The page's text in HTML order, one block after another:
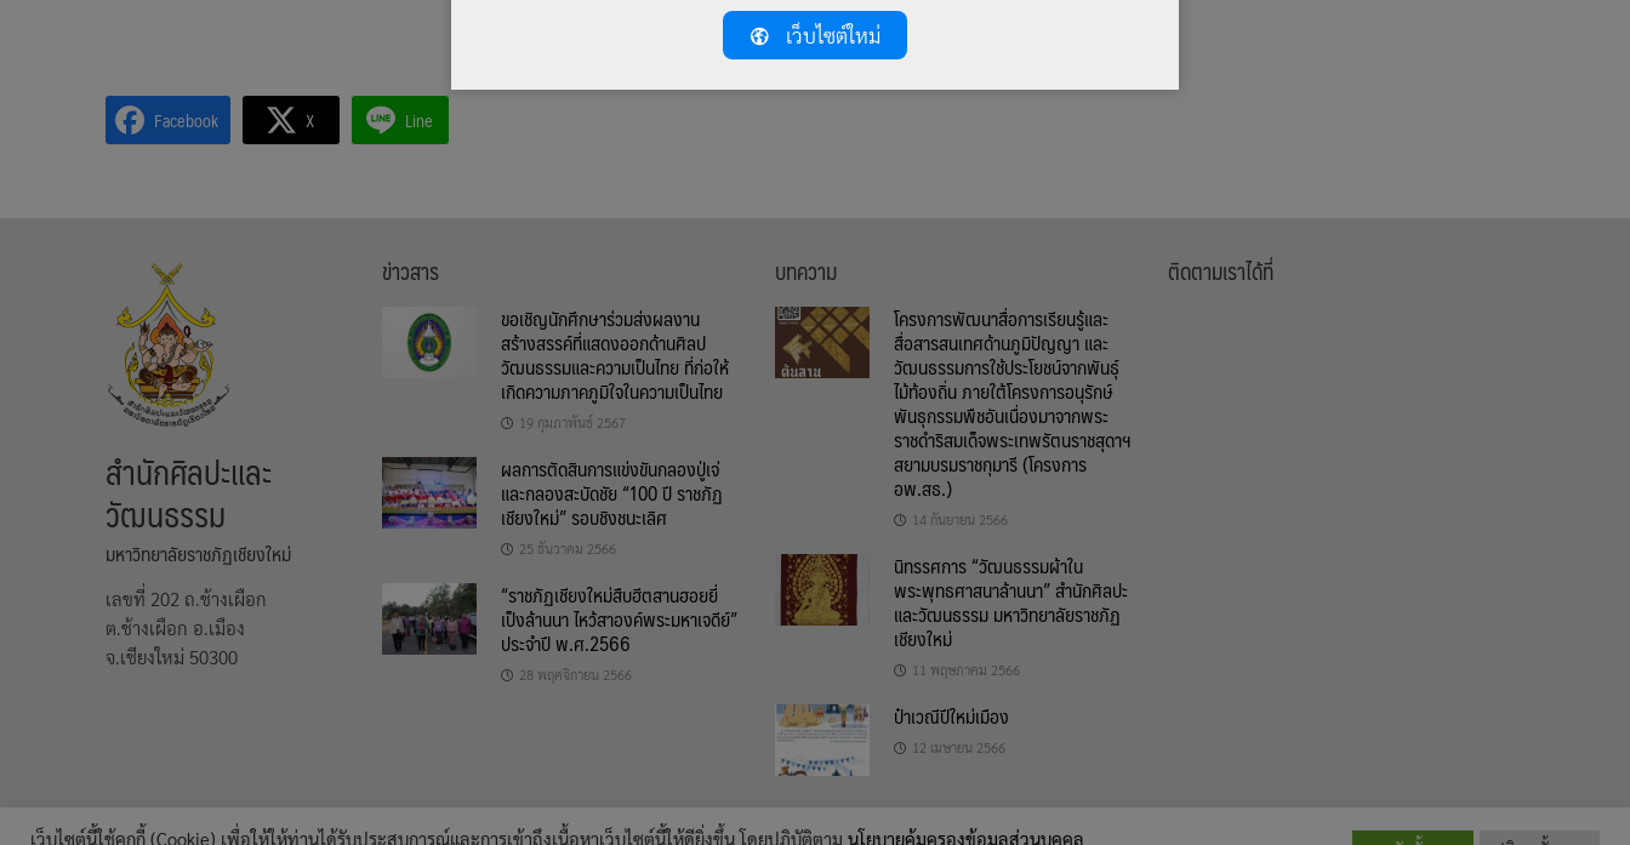
Facebook X Line
สำนักศิลปะและ
วัฒนธรรม
มหาวิทยาลัยราชภัฏเชียงใหม่
เลขที่ 202 ถ.ช้างเผือก
ต.ช้างเผือก อ.เมือง
จ.เชียงใหม่ 50300
ข่าวสาร
ขอเชิญนักศึกษาร่วมส่งผลงาน
สร้างสรรค์ที่แสดงออกด้านศิลป
วัฒนธรรมและความเป็นไทย ที่ก่อให้
เกิดความภาคภูมิใจในความเป็นไทย
19 กุมภาพันธ์ 2567
ผลการตัดสินการแข่งขันกลองปู่เจ่
และกลองสะบัดชัย “100 ปี ราชภัฏ
เชียงใหม่” รอบชิงชนะเลิศ
25 ธันวาคม 2566
“ราชภัฏเชียงใหม่สืบฮีตสานฮอยยี่
เป็งล้านนา ไหว้สาองค์พระมหาเจดีย์”
ประจำปี พ.ศ.2566
28 พฤศจิกายน 2566
บทความ
โครงการพัฒนาสื่อการเรียนรู้และ
สื่อสารสนเทศด้านภูมิปัญญา และ
วัฒนธรรมการใช้ประโยชน์จากพันธุ์
ไม้ท้องถิ่น ภายใต้โครงการอนุรักษ์
พันธุกรรมพืชอันเนื่องมาจากพระ
ราชดำริสมเด็จพระเทพรัตนราชสุดาฯ
สยามบรมราชกุมารี (โครงการ
อพ.สธ.)
14 กันยายน 2566
นิทรรศการ “วัฒนธรรมผ้าใน
พระพุทธศาสนาล้านนา” สำนักศิลปะ
และวัฒนธรรม มหาวิทยาลัยราชภัฏ
เชียงใหม่
11 พฤษภาคม 2566
ป๋าเวณีปีใหม่เมือง
12 เมษายน 2566
ติดตามเราได้ที่
เว็บไซต์ใหม่
เว็บไซต์นี้ใช้คุกกี้ (Cookie) เพื่อให้ให้ท่านได้รับประสบการณ์และการเข้าถึงเนื้อหาเว็บไซต์นี้ให้ดียิ่งขึ้น โดยปฏิบัติตาม นโยบายคุ้มครองข้อมูลส่วนบุคคล